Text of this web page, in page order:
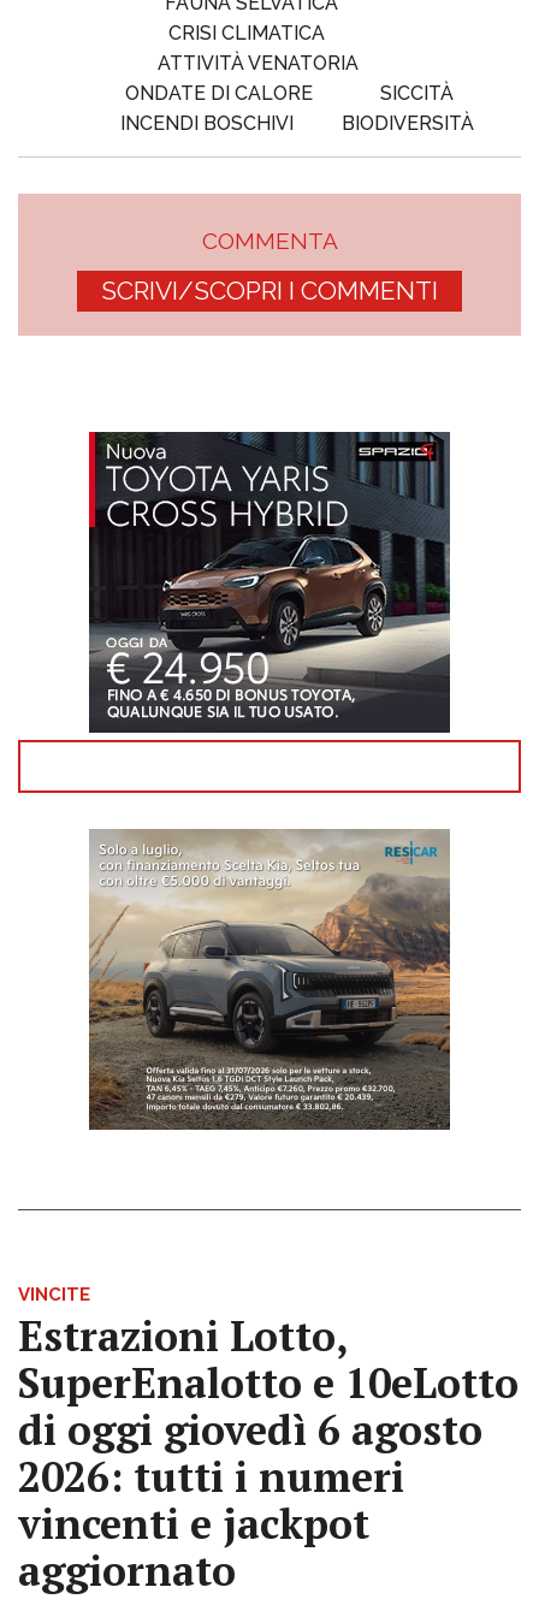
CRISI CLIMATICA
ATTIVITÀ VENATORIA
ONDATE DI CALORE
SICCITÀ
INCENDI BOSCHIVI
BIODIVERSITÀ
COMMENTA
SCRIVI/SCOPRI I COMMENTI
VINCITE
Estrazioni Lotto,
SuperEnalotto e 10eLotto
di oggi giovedì 6 agosto
2026: tutti i numeri
vincenti e jackpot
aggiornato